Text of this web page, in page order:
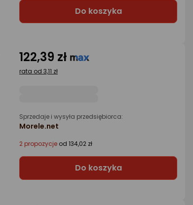
Do koszyka
122,39 zł
rata od 3,11 zł
Sprzedaje i wysyła przedsiębiorca:
Morele.net
2 propozycje od 134,02 zł
Do koszyka